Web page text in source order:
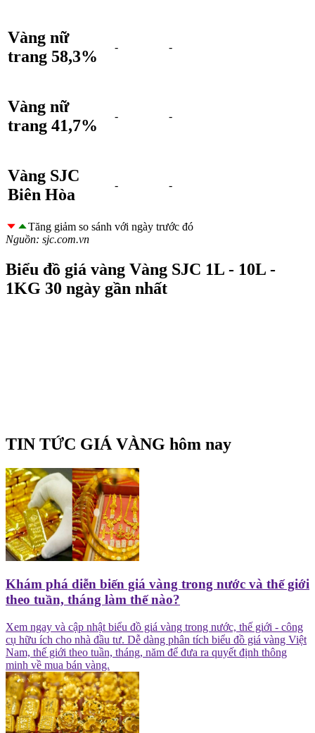
Vàng nữ
trang 58,3%
- -
Vàng nữ
trang 41,7%
- -
Vàng SJC
Biên Hòa
- -
Tăng giảm so sánh với ngày trước đó
Nguồn: sjc.com.vn
Biểu đồ giá vàng Vàng SJC 1L - 10L -
1KG 30 ngày gần nhất
TIN TỨC GIÁ VÀNG hôm nay
Khám phá diễn biến giá vàng trong nước và thế giới
theo tuần, tháng làm thế nào?
Xem ngay và cập nhật biểu đồ giá vàng trong nước, thế giới - công
cụ hữu ích cho nhà đầu tư. Dễ dàng phân tích biểu đồ giá vàng Việt
Nam, thế giới theo tuần, tháng, năm để đưa ra quyết định thông
minh về mua bán vàng.